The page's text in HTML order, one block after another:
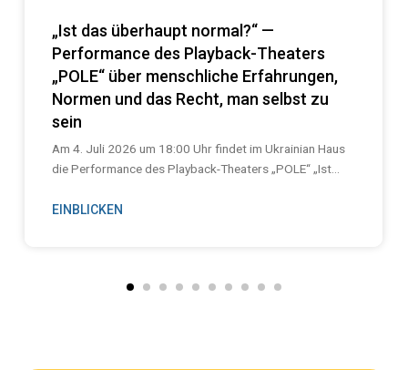
„Ist das überhaupt normal?“ —
Performance des Playback-Theaters
„POLE“ über menschliche Erfahrungen,
Normen und das Recht, man selbst zu
sein
Am 4. Juli 2026 um 18:00 Uhr findet im Ukrainian Haus
die Performance des Playback-Theaters „POLE“ „Ist...
EINBLICKEN